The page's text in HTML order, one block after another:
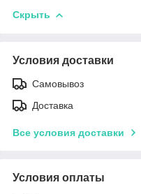
Скрыть
Условия доставки
Самовывоз
Доставка
Все условия доставки
Условия оплаты